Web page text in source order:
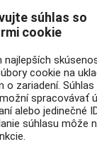
súhlas so
cookie
najlepších
cookie na
o zariadení.
spracovávať
alebo jedinečné
súhlasu môže
údajov
system
cookie (EÚ)
vyhradené | Aj
správa web
&SJU ❤️ Dizajn